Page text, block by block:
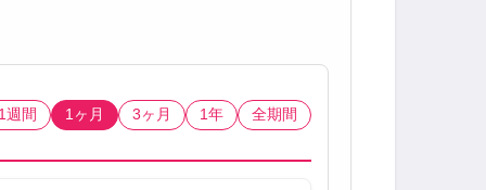
週間 1ヶ月 3ヶ月 1年 全期間